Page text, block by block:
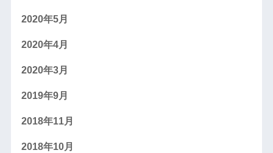
2020年5月
2020年4月
2020年3月
2019年9月
2018年11月
2018年10月